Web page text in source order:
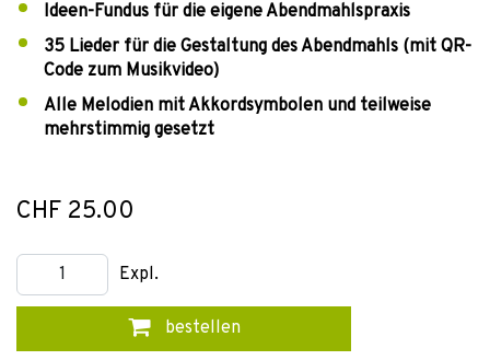
Ideen-Fundus für die eigene Abendmahlspraxis
35 Lieder für die Gestaltung des Abendmahls (mit QR-
Code zum Musikvideo)
Alle Melodien mit Akkordsymbolen und teilweise
mehrstimmig gesetzt
CHF 25.00
Expl.
bestellen